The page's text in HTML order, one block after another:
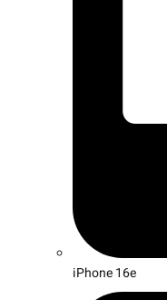
iPhone 16e